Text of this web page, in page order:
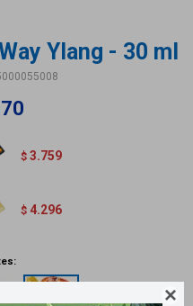

Ylang - 30 ml
$ 3.759
$ 4.296